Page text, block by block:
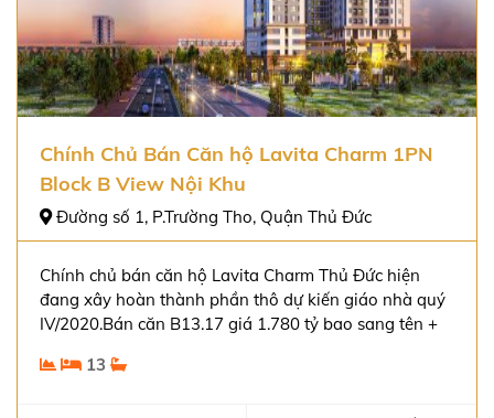
Chính Chủ Bán Căn hộ Lavita Charm 1PN
Block B View Nội Khu
Đường số 1, P.Trường Tho, Quận Thủ Đức
Chính chủ bán căn hộ Lavita Charm Thủ Đức hiện
đang xây hoàn thành phần thô dự kiến giáo nhà quý
IV/2020.Bán căn B13.17 giá 1.780 tỷ bao sang tên +
13